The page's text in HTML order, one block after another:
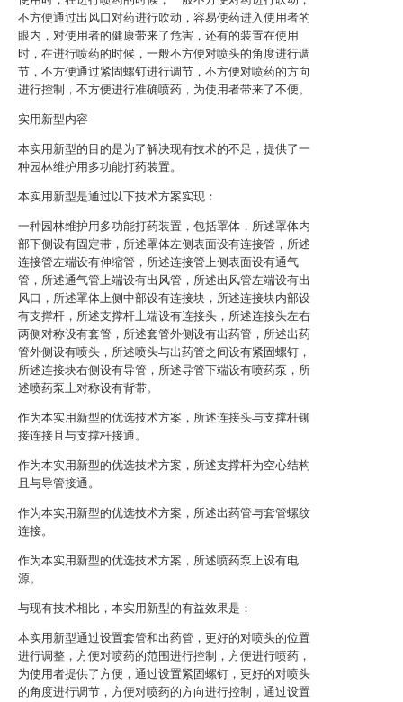
不方便通过出风口对药进行吹动，容易使药进入使用者的
眼内，对使用者的健康带来了危害，还有的装置在使用
时，在进行喷药的时候，一般不方便对喷头的角度进行调
节，不方便通过紧固螺钉进行调节，不方便对喷药的方向
进行控制，不方便进行准确喷药，为使用者带来了不便。
实用新型内容
本实用新型的目的是为了解决现有技术的不足，提供了一
种园林维护用多功能打药装置。
本实用新型是通过以下技术方案实现：
一种园林维护用多功能打药装置，包括罩体，所述罩体内
部下侧设有固定带，所述罩体左侧表面设有连接管，所述
连接管左端设有伸缩管，所述连接管上侧表面设有通气
管，所述通气管上端设有出风管，所述出风管左端设有出
风口，所述罩体上侧中部设有连接块，所述连接块内部设
有支撑杆，所述支撑杆上端设有连接头，所述连接头左右
两侧对称设有套管，所述套管外侧设有出药管，所述出药
管外侧设有喷头，所述喷头与出药管之间设有紧固螺钉，
所述连接块右侧设有导管，所述导管下端设有喷药泵，所
述喷药泵上对称设有背带。
作为本实用新型的优选技术方案，所述连接头与支撑杆铆
接连接且与支撑杆接通。
作为本实用新型的优选技术方案，所述支撑杆为空心结构
且与导管接通。
作为本实用新型的优选技术方案，所述出药管与套管螺纹
连接。
作为本实用新型的优选技术方案，所述喷药泵上设有电
源。
与现有技术相比，本实用新型的有益效果是：
本实用新型通过设置套管和出药管，更好的对喷头的位置
进行调整，方便对喷药的范围进行控制，方便进行喷药，
为使用者提供了方便，通过设置紧固螺钉，更好的对喷头
的角度进行调节，方便对喷药的方向进行控制，通过设置